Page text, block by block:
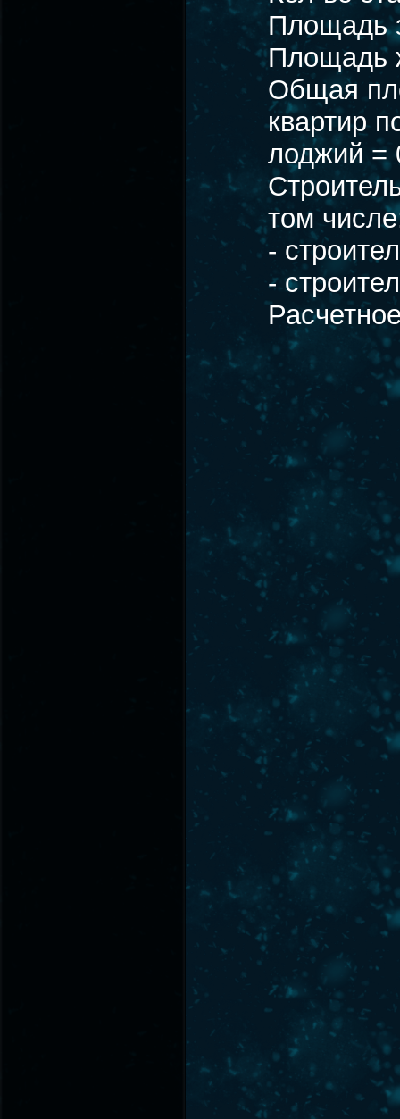
Площадь
Площадь
Общая
квартир
лоджий =
том
-
-